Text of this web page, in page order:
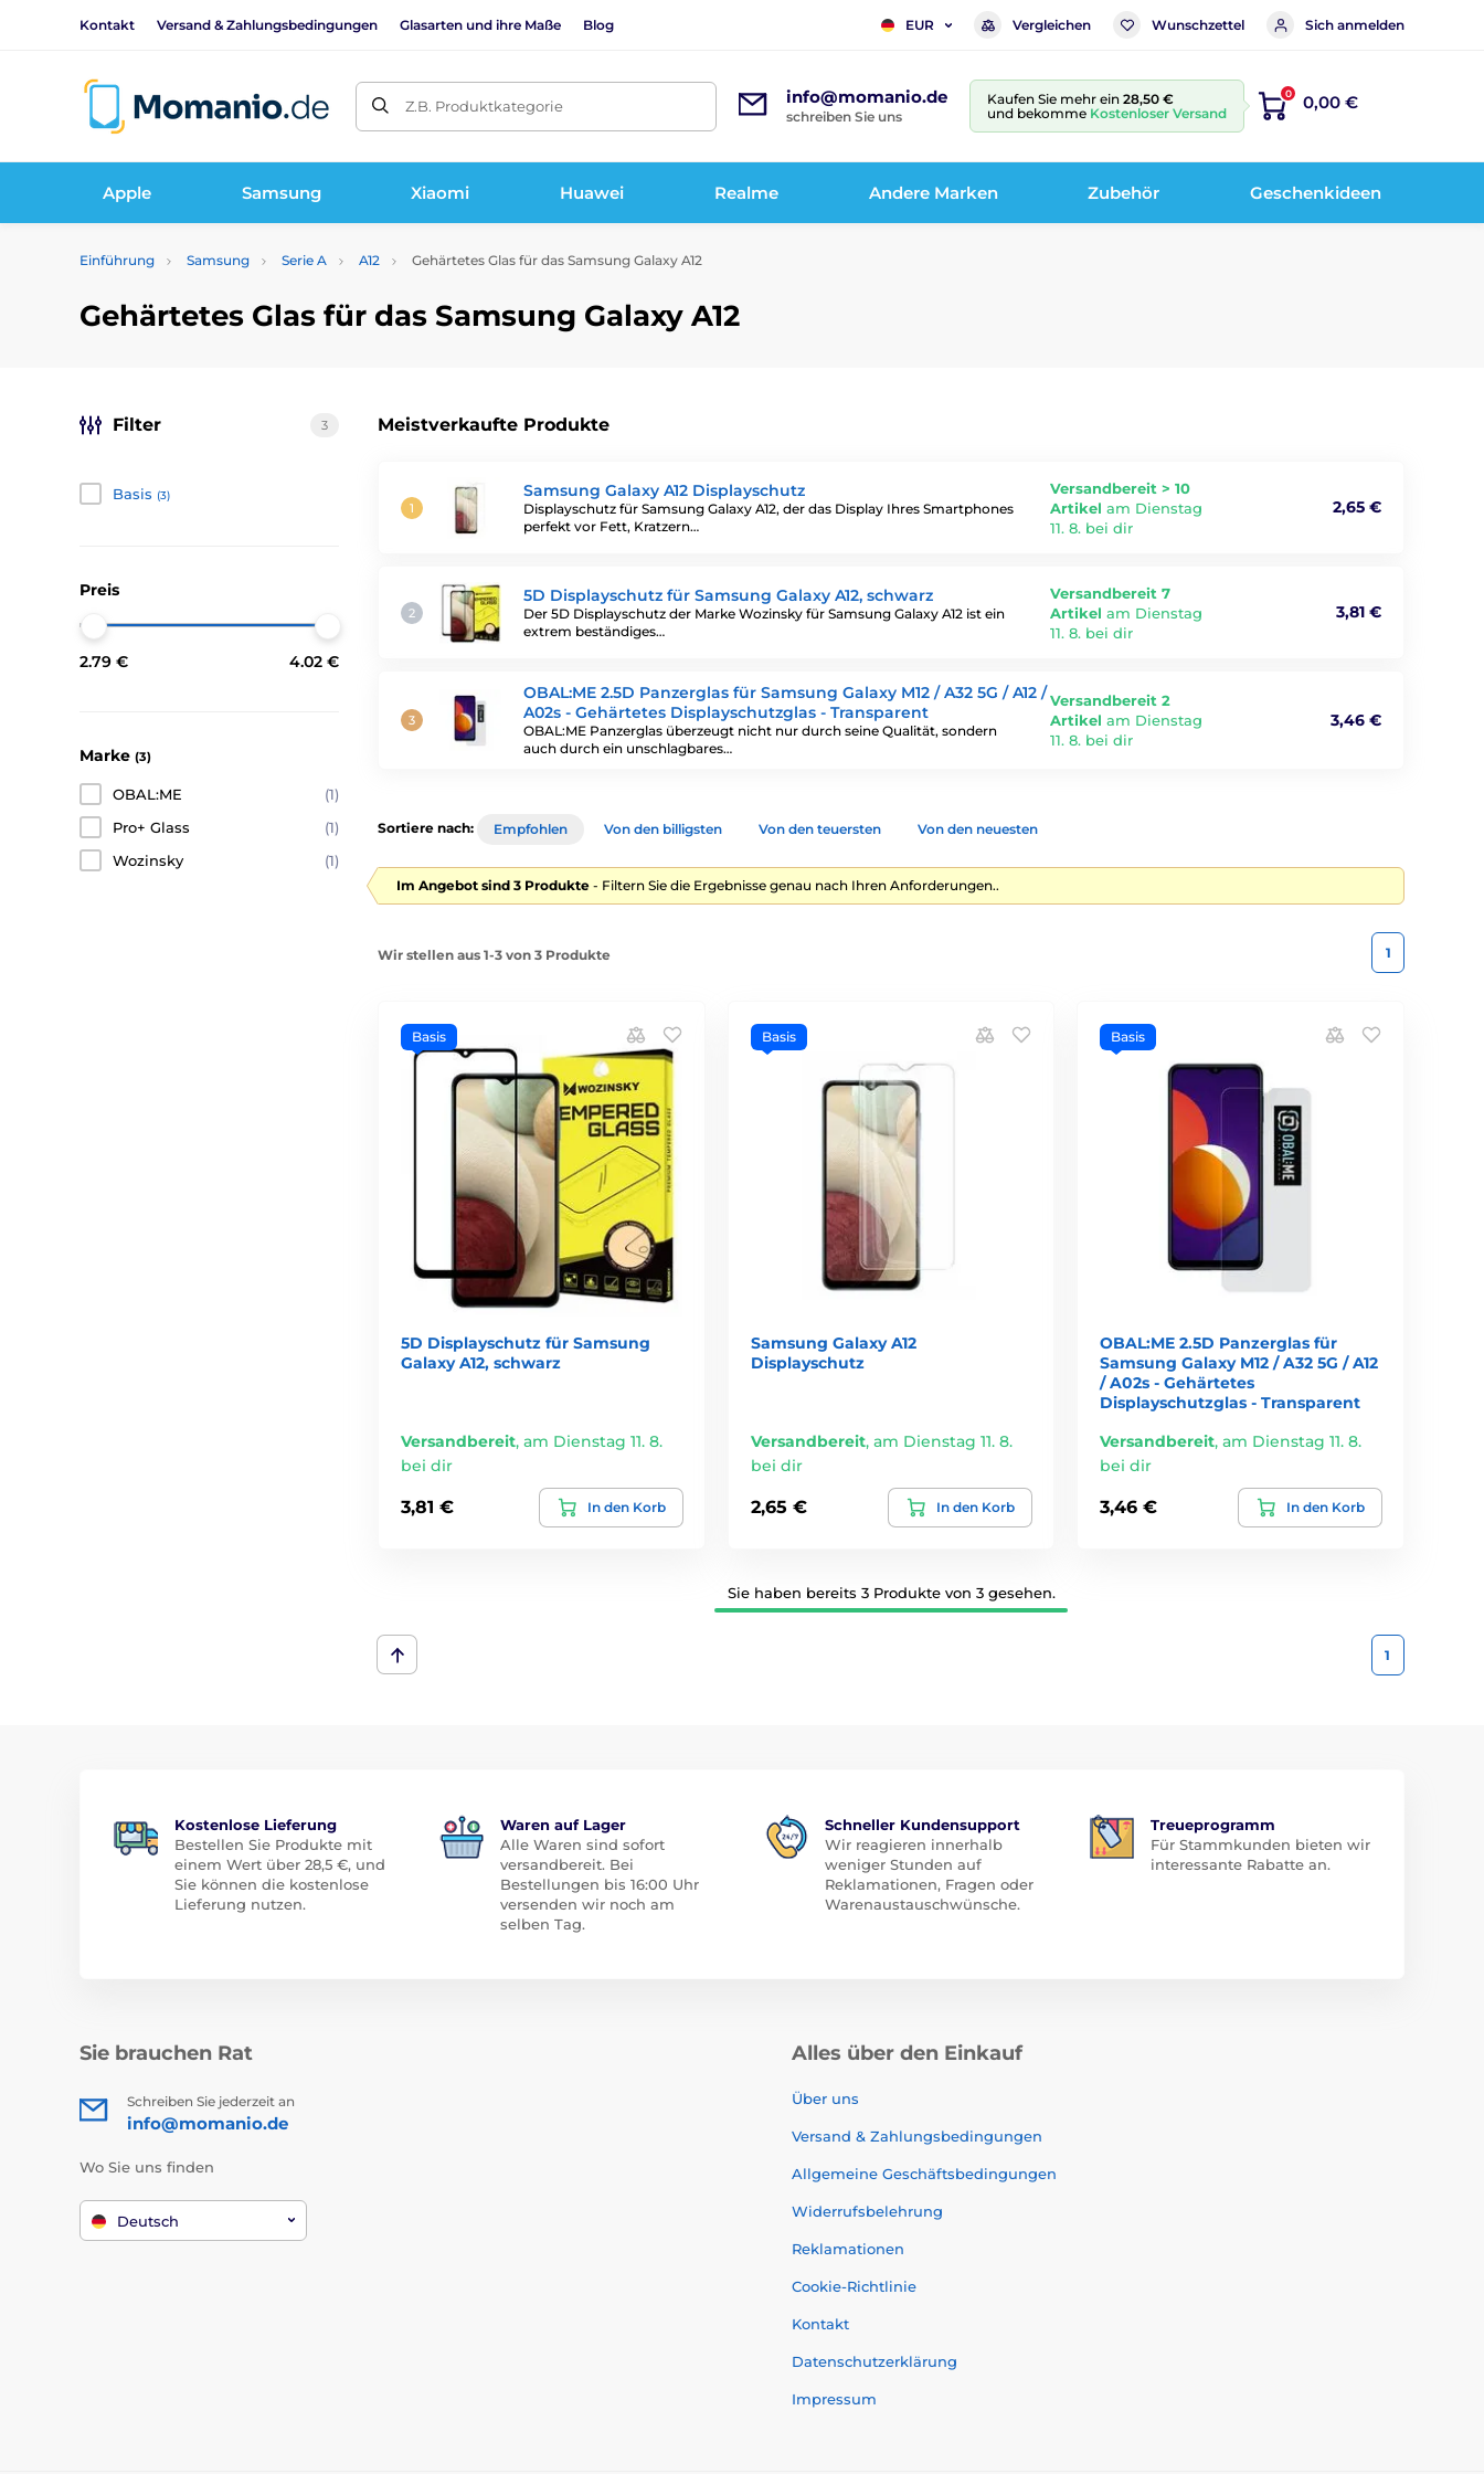
Kontakt Versand & Zahlungsbedingungen Glasarten und ihre Maße Blog EUR Vergleichen Wunschzettel Sich anmelden
Z.B. Produktkategorie info@momanio.de
schreiben Sie uns
Kaufen Sie mehr ein 28,50 €
und bekomme Kostenloser Versand
0 0,00 €
Apple Samsung Xiaomi Huawei Realme Andere Marken Zubehör Geschenkideen
Einführung Samsung Serie A A12 Gehärtetes Glas für das Samsung Galaxy A12
Gehärtetes Glas für das Samsung Galaxy A12
Meistverkaufte Produkte
Samsung Galaxy A12 Displayschutz
Displayschutz für Samsung Galaxy A12, der das Display Ihres Smartphones
perfekt vor Fett, Kratzern…
Versandbereit > 10
Artikel am Dienstag
11. 8. bei dir
2,65 €
5D Displayschutz für Samsung Galaxy A12, schwarz
Der 5D Displayschutz der Marke Wozinsky für Samsung Galaxy A12 ist ein
extrem beständiges…
Versandbereit 7
Artikel am Dienstag
11. 8. bei dir
3,81 €
OBAL:ME 2.5D Panzerglas für Samsung Galaxy M12 / A32 5G / A12 /
A02s - Gehärtetes Displayschutzglas - Transparent
OBAL:ME Panzerglas überzeugt nicht nur durch seine Qualität, sondern
auch durch ein unschlagbares…
Versandbereit 2
Artikel am Dienstag
11. 8. bei dir
3,46 €
Filter 3
Basis (3)
Preis
2.79 € 4.02 €
Marke (3)
OBAL:ME
(1)
Pro+ Glass
(1)
Wozinsky
(1)
Sortiere nach: Empfohlen Von den billigsten Von den teuersten Von den neuesten
Im Angebot sind 3 Produkte - Filtern Sie die Ergebnisse genau nach Ihren Anforderungen..
Wir stellen aus 1-3 von 3 Produkte 1
Basis
5D Displayschutz für Samsung
Galaxy A12, schwarz
Versandbereit, am Dienstag 11. 8.
bei dir
3,81 € In den Korb
Basis
Samsung Galaxy A12
Displayschutz
Versandbereit, am Dienstag 11. 8.
bei dir
2,65 € In den Korb
Basis
OBAL:ME 2.5D Panzerglas für
Samsung Galaxy M12 / A32 5G / A12
/ A02s - Gehärtetes
Displayschutzglas - Transparent
Versandbereit,am Dienstag 11. 8.
bei dir
3,46 € In den Korb
Sie haben bereits 3 Produkte von 3 gesehen.
1
Kostenlose Lieferung
Bestellen Sie Produkte mit
einem Wert über 28,5 €, und
Sie können die kostenlose
Lieferung nutzen.
Waren auf Lager
Alle Waren sind sofort
versandbereit. Bei
Bestellungen bis 16:00 Uhr
versenden wir noch am
selben Tag.
Schneller Kundensupport
Wir reagieren innerhalb
weniger Stunden auf
Reklamationen, Fragen oder
Warenaustauschwünsche.
Treueprogramm
Für Stammkunden bieten wir
interessante Rabatte an.
Sie brauchen Rat
Schreiben Sie jederzeit an
info@momanio.de
Wo Sie uns finden
Deutsch
Alles über den Einkauf
Über uns
Versand & Zahlungsbedingungen
Allgemeine Geschäftsbedingungen
Widerrufsbelehrung
Reklamationen
Cookie-Richtlinie
Kontakt
Datenschutzerklärung
Impressum